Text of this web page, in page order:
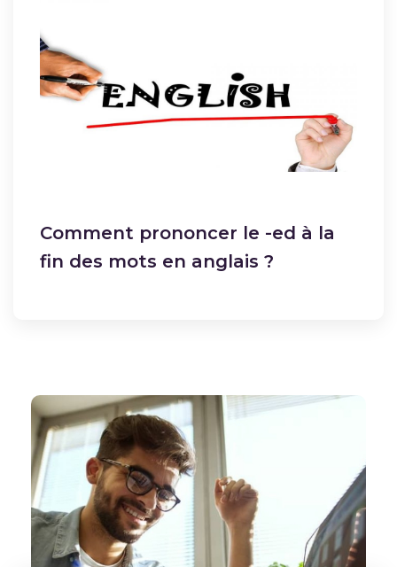
Comment prononcer le -ed à la
fin des mots en anglais ?